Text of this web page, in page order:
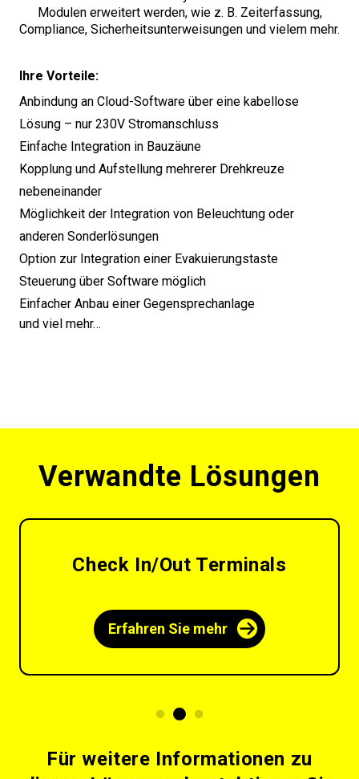
Modulen erweitert werden, wie z. B. Zeiterfassung,
Compliance, Sicherheitsunterweisungen und vielem mehr.
Ihre Vorteile:
Anbindung an Cloud-Software über eine kabellose
Lösung – nur 230V Stromanschluss
Einfache Integration in Bauzäune
Kopplung und Aufstellung mehrerer Drehkreuze
nebeneinander
Möglichkeit der Integration von Beleuchtung oder
anderen Sonderlösungen
Option zur Integration einer Evakuierungstaste
Steuerung über Software möglich
Einfacher Anbau einer Gegensprechanlage
und viel mehr…
Verwandte Lösungen
Check In/Out Terminals
Erfahren Sie mehr
Für weitere Informationen zu